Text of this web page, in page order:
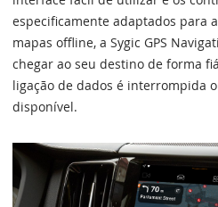
especificamente adaptados para
mapas offline, a Sygic GPS
chegar ao seu destino de forma
ligação de dados é interrompida
disponível.